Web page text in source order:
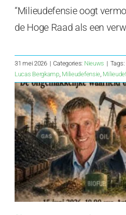
“Milieudefensie oogt
de Hoge Raad als een
31 mei 2026 | Categories: Nieuws | Tags:
Lucas Bergkamp, Milieudefensie